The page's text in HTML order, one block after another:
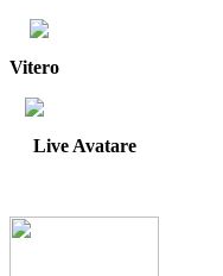
Vitero
Live Avatare